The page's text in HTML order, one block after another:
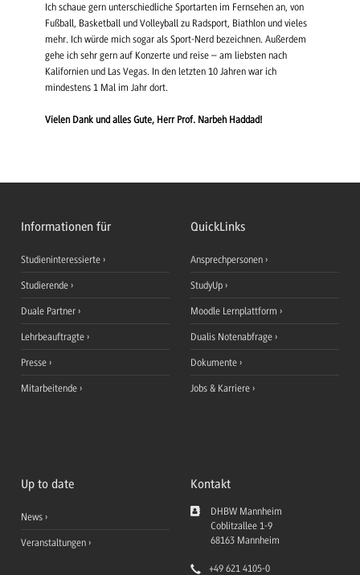
Ich schaue gern unterschiedliche Sportarten im Fernsehen an, von
Fußball, Basketball und Volleyball zu Radsport, Biathlon und vieles
mehr. Ich würde mich sogar als Sport-Nerd bezeichnen. Außerdem
gehe ich sehr gern auf Konzerte und reise – am liebsten nach
Kalifornien und Las Vegas. In den letzten 10 Jahren war ich
mindestens 1 Mal im Jahr dort.
Vielen Dank und alles Gute, Herr Prof. Narbeh Haddad!
Informationen für
Studieninteressierte
Studierende
Duale Partner
Lehrbeauftragte
Presse
Mitarbeitende
QuickLinks
Ansprechpersonen
StudyUp
Moodle Lernplattform
Dualis Notenabfrage
Dokumente
Jobs & Karriere
Up to date
News
Veranstaltungen
Kontakt
DHBW Mannheim
Coblitzallee 1-9
68163 Mannheim
+49 621 4105-0